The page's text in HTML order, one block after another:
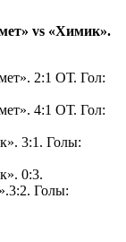
vs «Химик».
2:1 ОТ. Гол:
4:1 ОТ. Гол:
3:1. Голы:
0:3.
Голы: